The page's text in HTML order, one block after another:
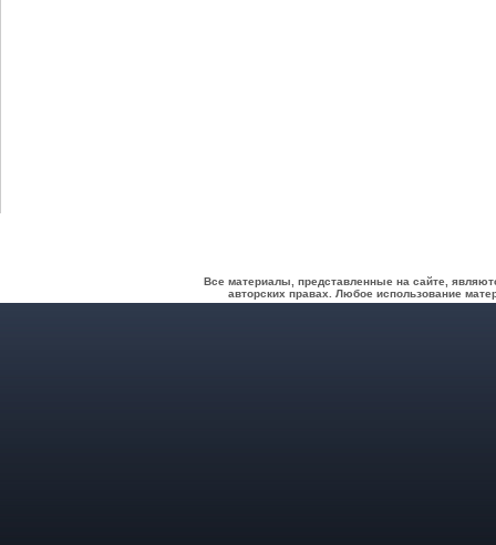
Все материалы, представленные на сайте,
авторских правах. Любое использование